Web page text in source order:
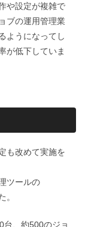
や設定が複雑で
ブの運用管理業
ようになってし
が低下していま
も改めて実施を
ツールの
。
台、約500のジョ